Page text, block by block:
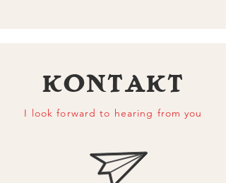
KONTAKT
I look forward to hearing from you